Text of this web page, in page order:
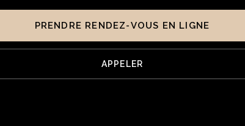
PRENDRE RENDEZ-VOUS EN LIGNE
APPELER